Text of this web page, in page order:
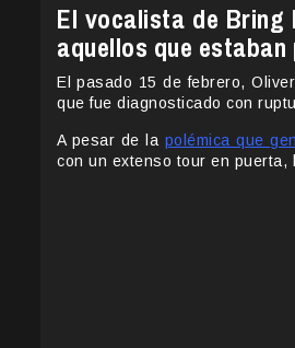
El vocalista de Bring
aquellos que
El pasado 15 de febrero,
que fue diagnosticado con
A pesar de la polémica que
con un extenso tour en puerta,